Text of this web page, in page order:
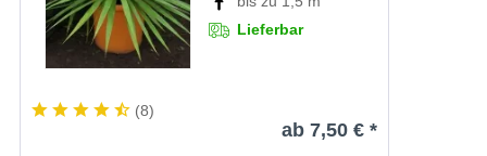
Lieferbar
(8)
ab 7,50 € *